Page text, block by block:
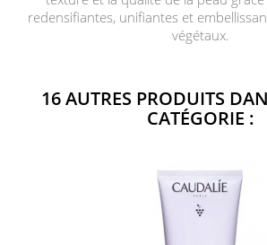
redensifiantes, unifiantes et
végétaux.
16 AUTRES PRODUITS
CATÉGORIE :